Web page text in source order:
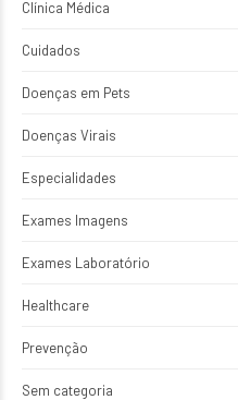
Clínica Médica
Cuidados
Doenças em Pets
Doenças Virais
Especialidades
Exames Imagens
Exames Laboratório
Healthcare
Prevenção
Sem categoria